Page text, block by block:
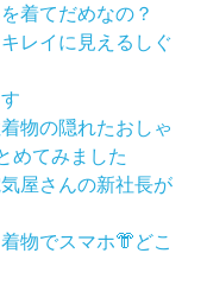
着てだめなの？
レイに見えるしぐ
物の隠れたおしゃ
めてみました
屋さんの新社長が
物でスマホ👘どこ